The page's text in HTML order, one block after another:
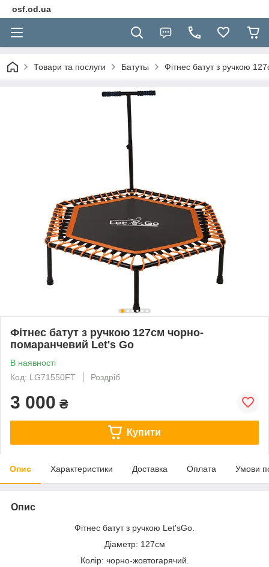
osf.od.ua
Товари та послуги Батуты Фітнес батут з ручкою
Фітнес батут з ручкою 127см чорно-
помаранчевий Let's Go
В наявності
Код: LG71550FT
Роздріб
3 000 ₴
Купити
Опис Характеристики Доставка Оплата Умови
Опис
Фітнес батут з ручкою Let'sGo.
Діаметр: 127см
Колір: чорно-жовтогарячий.